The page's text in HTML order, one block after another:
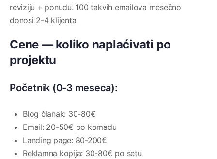
reviziju + ponudu. 100 takvih emailova mesečno
donosi 2-4 klijenta.
Cene — koliko naplaćivati po
projektu
Početnik (0-3 meseca):
Blog članak: 30-80€
Email: 20-50€ po komadu
Landing page: 80-200€
Reklamna kopija: 30-80€ po setu